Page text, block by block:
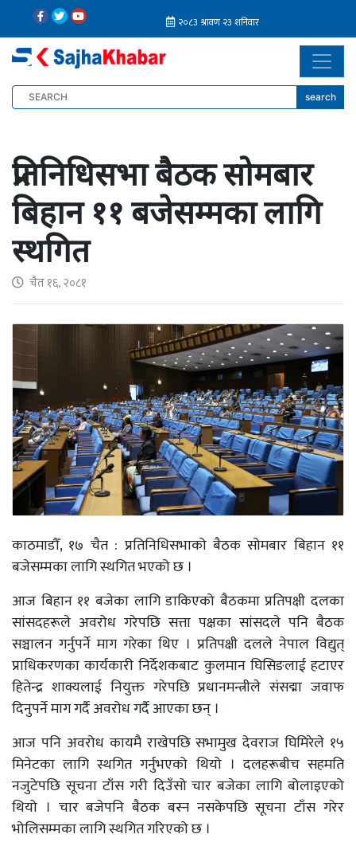
search
प्रतिनिधिसभा बैठक सोमबार
बिहान ११ बजेसम्मका लागि
स्थगित
चैत १६, २०८१
काठमाडौँ, १७ चैत : प्रतिनिधिसभाको बैठक सोमबार बिहान ११
बजेसम्मका लागि स्थगित भएको छ ।
आज बिहान ११ बजेका लागि डाकिएको बैठकमा प्रतिपक्षी दलका
सांसदहरूले अवरोध गरेपछि सत्ता पक्षका सांसदले पनि बैठक
सञ्चालन गर्नुपर्ने माग गरेका थिए । प्रतिपक्षी दलले नेपाल विद्युत्
प्राधिकरणका कार्यकारी निर्देशकबाट कुलमान घिसिङलाई हटाएर
हितेन्द्र शाक्यलाई नियुक्त गरेपछि प्रधानमन्त्रीले संसद्मा जवाफ
दिनुपर्ने माग गर्दै अवरोध गर्दै आएका छन् ।
आज पनि अवरोध कायमै राखेपछि सभामुख देवराज घिमिरेले १५
मिनेटका लागि स्थगित गर्नुभएको थियो । दलहरूबीच सहमति
नजुटेपछि सूचना टाँस गरी दिउँसो चार बजेका लागि बोलाइएको
थियो । चार बजेपनि बैठक बस्न नसकेपछि सूचना टाँस गरेर
भोलिसम्मका लागि स्थगित गरिएको छ ।